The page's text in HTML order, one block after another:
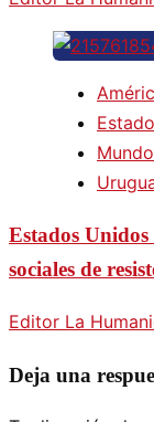
Mundo
Estados Unidos
sociales de
Editor La
Deja una